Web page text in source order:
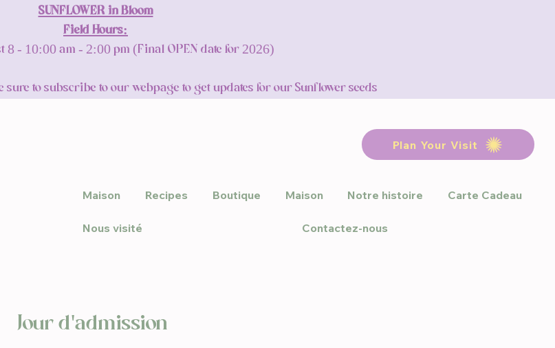
SUNFLOWER in Bloom
Field Hours:
8 - 10:00 am - 2:00 pm (Final OPEN date for 2026)
sure to subscribe to our webpage to get updates for our Sunflower seeds
Plan Your Visit
Maison Recipes Boutique Maison Notre histoire Carte Cadeau
Nous visité Contactez-nous
Jour d'admission